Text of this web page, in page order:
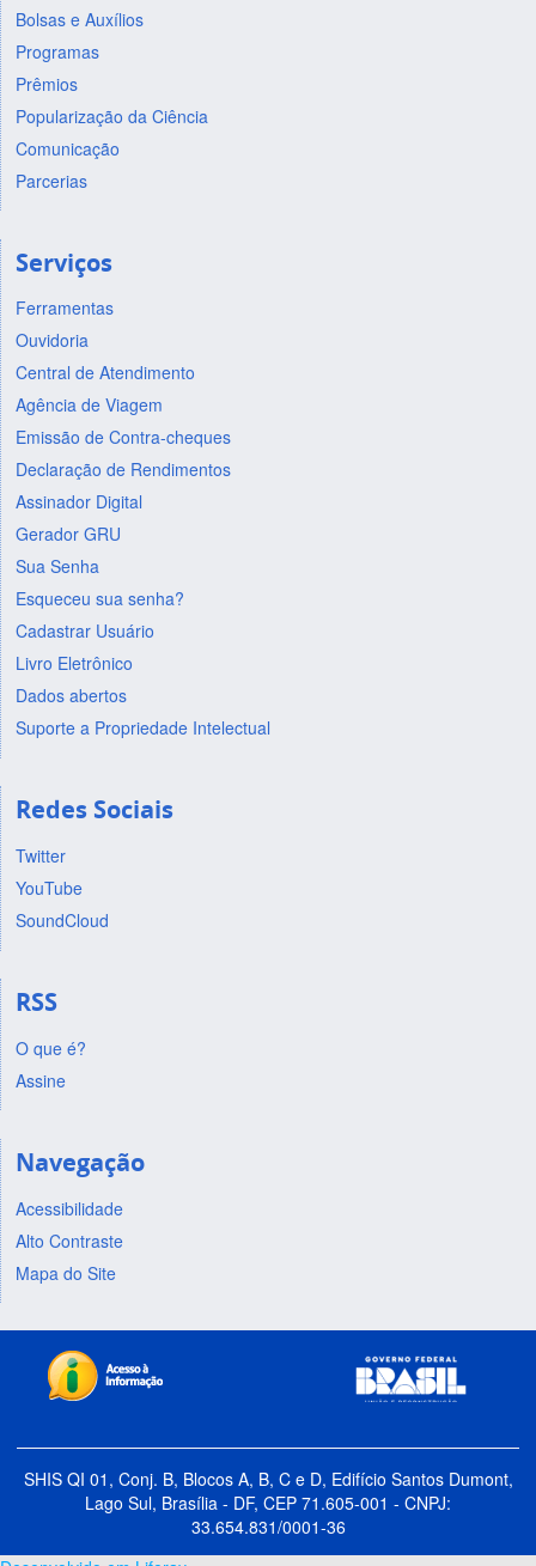
Bolsas e Auxílios
Programas
Prêmios
Popularização da Ciência
Comunicação
Parcerias
Serviços
Ferramentas
Ouvidoria
Central de Atendimento
Agência de Viagem
Emissão de Contra-cheques
Declaração de Rendimentos
Assinador Digital
Gerador GRU
Sua Senha
Esqueceu sua senha?
Cadastrar Usuário
Livro Eletrônico
Dados abertos
Suporte a Propriedade Intelectual
Redes Sociais
Twitter
YouTube
SoundCloud
RSS
O que é?
Assine
Navegação
Acessibilidade
Alto Contraste
Mapa do Site
SHIS QI 01, Conj. B, Blocos A, B, C e D, Edifício Santos Dumont,
Lago Sul, Brasília - DF, CEP 71.605-001 - CNPJ:
33.654.831/0001-36